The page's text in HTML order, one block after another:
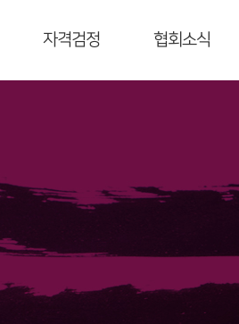
자격검정 협회소식